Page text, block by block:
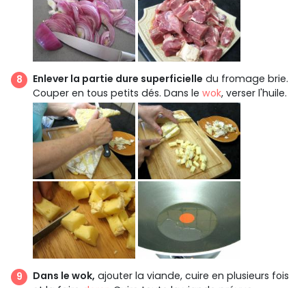
Enlever la partie dure superficielle du fromage brie.
Couper en tous petits dés. Dans le wok, verser l'huile.
Dans le wok, ajouter la viande, cuire en plusieurs fois